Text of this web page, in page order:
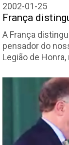
2002-01-25
França
A França
pensador do
Legião de Honra,